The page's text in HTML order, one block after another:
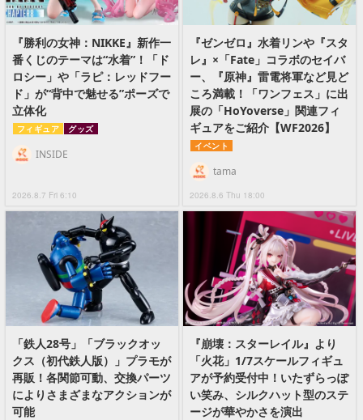
『勝利の女神：NIKKE』新作一
番くじのテーマは“水着”！「ド
ロシー」や「ラピ：レッドフー
ド」が“背中で魅せる”ポーズで
立体化
フィギュア グッズ
2026.8.7 Fri 6:10
INSIDE
『ゼンゼロ』水着リンや『スタ
レ』×「Fate」コラボのセイバ
ー、『原神』雷電将軍など見ど
ころ満載！「ワンフェス」に出
展の「HoYoverse」関連フィ
ギュアをご紹介【WF2026】
イベント
2026.8.6 Thu 18:00
tama
「鉄人28号」「ブラックオッ
クス（初代鉄人版）」プラモが
再販！各関節可動、交換パーツ
によりさまざまなアクションが
可能
『崩壊：スターレイル』より
「火花」1/7スケールフィギュ
アが予約受付中！いたずらっぽ
い笑み、シルクハット型のステ
ージが華やかさを演出